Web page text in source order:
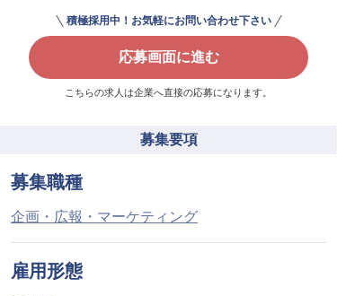
積極採用中！お気軽にお問い合わせ下さい
応募画面に進む
こちらの求人は企業へ直接の応募になります。
募集要項
募集職種
企画・広報・マーケティング
雇用形態